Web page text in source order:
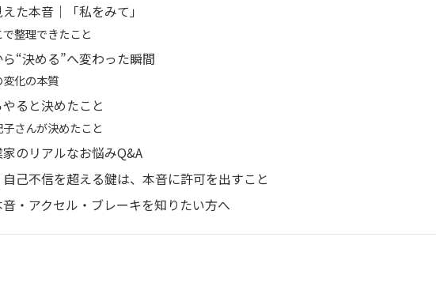
た本音｜「私をみて」
で整理できたこと
“決める”へ変わった瞬間
変化の本質
ると決めたこと
子さんが決めたこと
のリアルなお悩みQ&A
自己不信を超える鍵は、本音に許可を出すこと
・アクセル・ブレーキを知りたい方へ